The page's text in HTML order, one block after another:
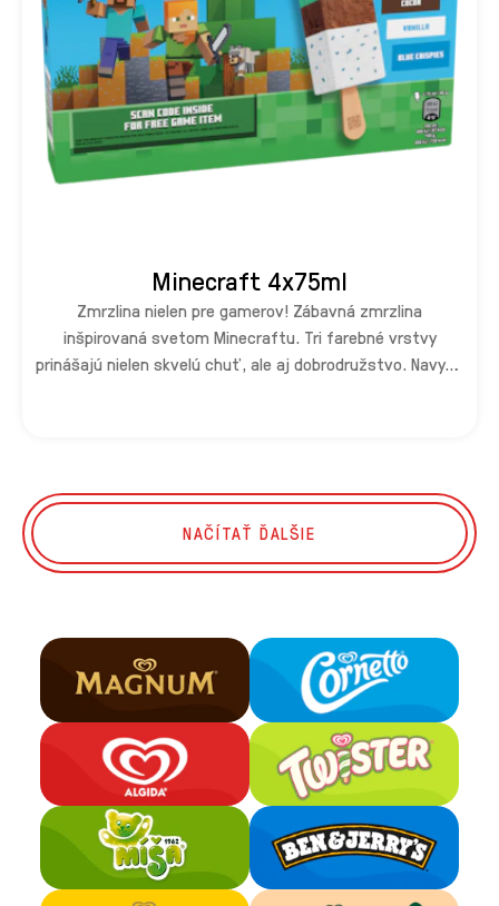
Minecraft 4x75ml
Zmrzlina nielen pre gamerov! Zábavná zmrzlina
inšpirovaná svetom Minecraftu. Tri farebné vrstvy
prinášajú nielen skvelú chuť, ale aj dobrodružstvo. Navyše
NAČÍTAŤ ĎALŠIE